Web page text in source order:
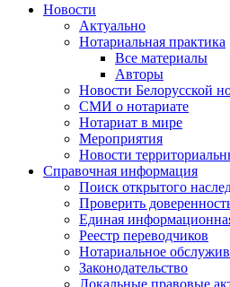
Новости
Актуально
Нотариальная практика
Все материалы
Авторы
Новости Белорусской
СМИ о нотариате
Нотариат в мире
Мероприятия
Новости
Справочная информация
Поиск открытого
Проверить
Единая
Реестр переводчиков
Нотариальное
Законодательство
Локальные правовые